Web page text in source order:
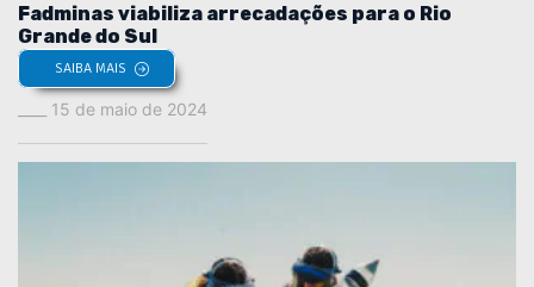
Fadminas viabiliza arrecadações para o Rio
Grande do Sul
SAIBA MAIS
15 de maio de 2024